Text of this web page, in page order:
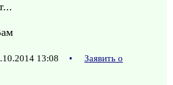
13:08 •
Заявить о